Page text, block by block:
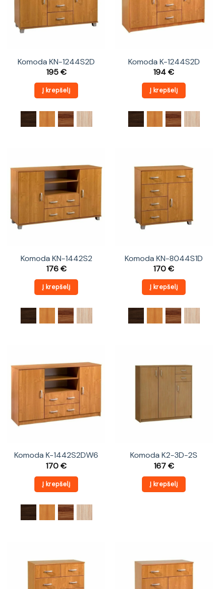
Komoda KN-1244S2D
195€
Į krepšelį
Komoda K-1244S2D
194€
Į krepšelį
Komoda KN-1442S2
176€
Į krepšelį
Komoda KN-8044S1D
170€
Į krepšelį
Komoda K-1442S2DW6
170€
Į krepšelį
Komoda K2-3D-2S
167€
Į krepšelį